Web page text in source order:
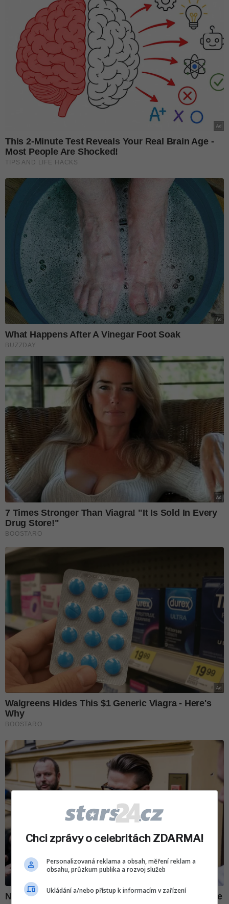
Chci zprávy o celebritách ZDARMA!
Personalizovaná reklama a obsah, měření reklam a
obsahu, průzkum publika a rozvoj služeb
Ukládání a/nebo přístup k informacím v zařízení